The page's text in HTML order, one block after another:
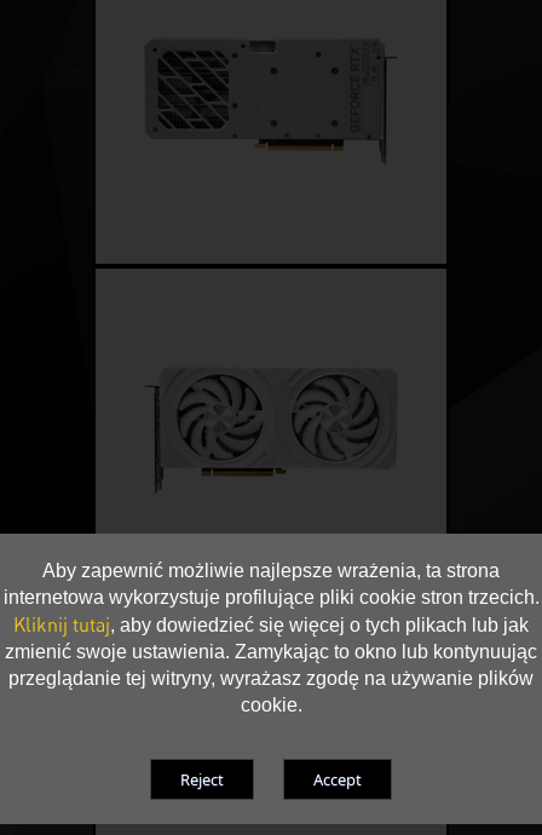
Aby zapewnić możliwie najlepsze wrażenia, ta strona
internetowa wykorzystuje profilujące pliki cookie stron trzecich.
Kliknij tutaj, aby dowiedzieć się więcej o tych plikach lub jak
zmienić swoje ustawienia. Zamykając to okno lub kontynuując
przeglądanie tej witryny, wyrażasz zgodę na używanie plików
cookie.